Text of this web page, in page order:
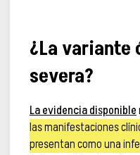
¿La variante
severa?
La evidencia disponible
las manifestaciones
presentan como una